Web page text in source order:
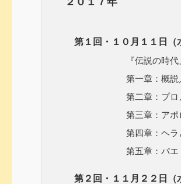
第１回・１０月１１日（
『伝説の時代
第一章：概説
第二章：プロメテ
第三章：アポロン
第四章：ヘラと
第五章：パエ
第２回・１１月２２日（